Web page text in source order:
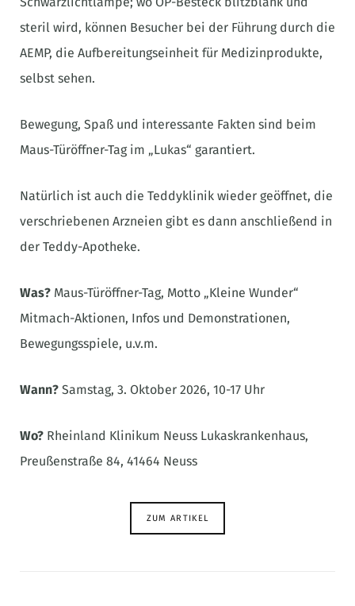
steril wird, können Besucher bei der Führung durch die
AEMP, die Aufbereitungseinheit für Medizinprodukte,
selbst sehen.
Bewegung, Spaß und interessante Fakten sind beim
Maus-Türöffner-Tag im „Lukas“ garantiert.
Natürlich ist auch die Teddyklinik wieder geöffnet, die
verschriebenen Arzneien gibt es dann anschließend in
der Teddy-Apotheke.
Was? Maus-Türöffner-Tag, Motto „Kleine Wunder“
Mitmach-Aktionen, Infos und Demonstrationen,
Bewegungsspiele, u.v.m.
Wann? Samstag, 3. Oktober 2026, 10-17 Uhr
Wo? Rheinland Klinikum Neuss Lukaskrankenhaus,
Preußenstraße 84, 41464 Neuss
ZUM ARTIKEL